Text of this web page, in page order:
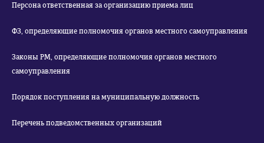
Персона ответственная за организацию приема лиц
ФЗ, определяющие полномочия органов местного самоуправления
Законы РМ, определяющие полномочия органов местного
самоуправления
Порядок поступления на муниципальную должность
Перечень подведомственных организаций